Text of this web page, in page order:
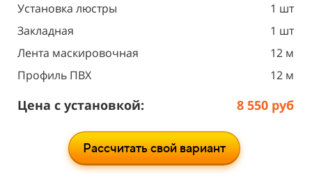
Установка люстры
1 шт
Закладная
1 шт
Лента маскировочная
12 м
Профиль ПВХ
12 м
Цена с установкой: 8 550 руб
Рассчитать свой вариант